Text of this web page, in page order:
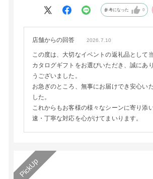
参考になった 0
店舗からの回答 2026.7.10
この度は、大切なイベントの返礼品として
カタログギフトをお選びいただき、誠にあ
うございました。
お急ぎのところ、無事にお届けでき安心い
した。
これからもお客様の様々なシーンに寄り添
速・丁寧な対応を心がけてまいります。